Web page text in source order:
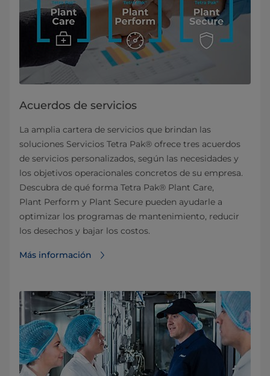
Acuerdos de servicios
La amplia cartera de servicios que brindan las
soluciones Servicios Tetra Pak® ofrece tres acuerdos
de servicios personalizados, según las necesidades y
los objetivos operacionales concretos de su empresa.
Descubra de qué forma Tetra Pak® Plant Care,
Plant Perform y Plant Secure pueden ayudarle a
optimizar los programas de mantenimiento, reducir
los desechos y bajar los costos.
Más información